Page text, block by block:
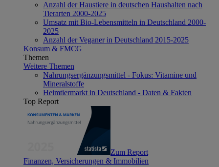
Anzahl der Haustiere in deutschen Haushalten nach
Tierarten 2000-2025
Umsatz mit Bio-Lebensmitteln in Deutschland 2000-
2025
Anzahl der Veganer in Deutschland 2015-2025
Konsum & FMCG
Themen
Weitere Themen
Nahrungsergänzungsmittel - Fokus: Vitamine und
Mineralstoffe
Heimtiermarkt in Deutschland - Daten & Fakten
Top Report
Zum Report
Finanzen, Versicherungen & Immobilien